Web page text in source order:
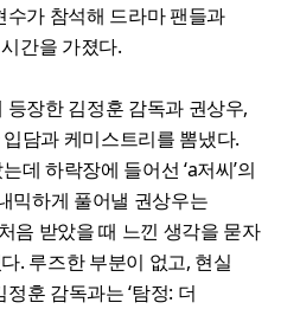
수가 참석해 드라마 팬들과
시간을 가졌다.
장한 김정훈 감독과 권상우,
담과 케미스트리를 뽐냈다.
데 하락장에 들어선 ‘a저씨’의
믹하게 풀어낼 권상우는
음 받았을 때 느낀 생각을 묻자
. 루즈한 부분이 없고, 현실
훈 감독과는 ‘탐정: 더